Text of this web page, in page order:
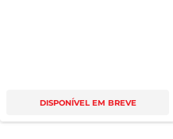
DISPONÍVEL EM BREVE